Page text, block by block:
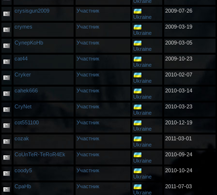
crysisgun2009
Участник
Ukraine
2009-07-26
crymes
Участник
Ukraine
2009-03-19
CynepKoHb
Участник
Ukraine
2009-03-05
cat44
Участник
Ukraine
2009-10-23
Cryker
Участник
Ukraine
2010-02-07
cahek666
Участник
Ukraine
2010-03-14
CryNet
Участник
Ukraine
2010-03-23
cot551100
Участник
Ukraine
2010-12-19
cozak
Участник
Ukraine
2011-03-01
CoUnTeR-TeRoR4Ek
Участник
Ukraine
2010-09-24
coody5
Участник
Ukraine
2010-10-24
CpaHb
Участник
Ukraine
2011-07-03